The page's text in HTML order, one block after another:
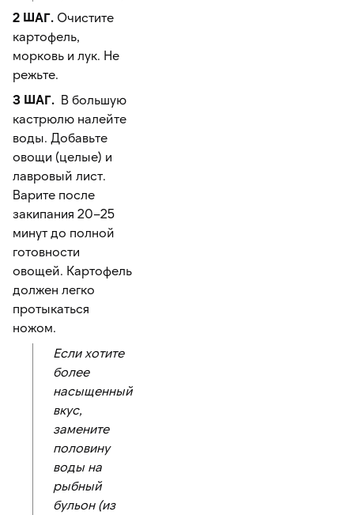
2 ШАГ. Очистите
картофель,
морковь и лук. Не
режьте.
3 ШАГ. В большую
кастрюлю налейте
воды. Добавьте
овощи (целые) и
лавровый лист.
Варите после
закипания 20–25
минут до полной
готовности
овощей. Картофель
должен легко
протыкаться
ножом.
Если хотите
более
насыщенный
вкус,
замените
половину
воды на
рыбный
бульон (из